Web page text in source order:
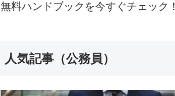
無料ハンドブックを今すぐチェック！
人気記事（公務員）